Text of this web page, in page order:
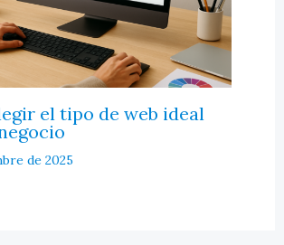
el tipo de web ideal
de 2025